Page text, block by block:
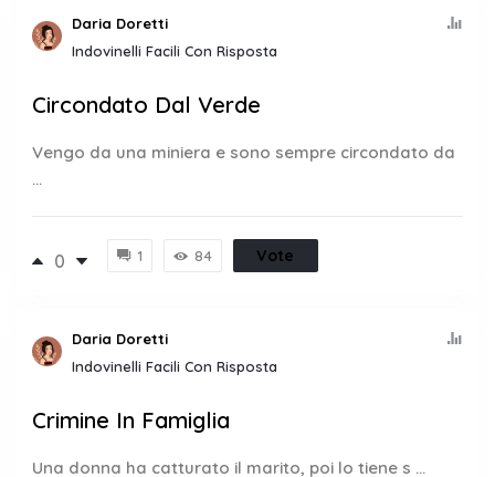
Daria Doretti
Indovinelli Facili Con Risposta
Circondato Dal Verde
Vengo da una miniera e sono sempre circondato da
...
0 1 84 Vote
Daria Doretti
Indovinelli Facili Con Risposta
Crimine In Famiglia
Una donna ha catturato il marito, poi lo tiene s ...